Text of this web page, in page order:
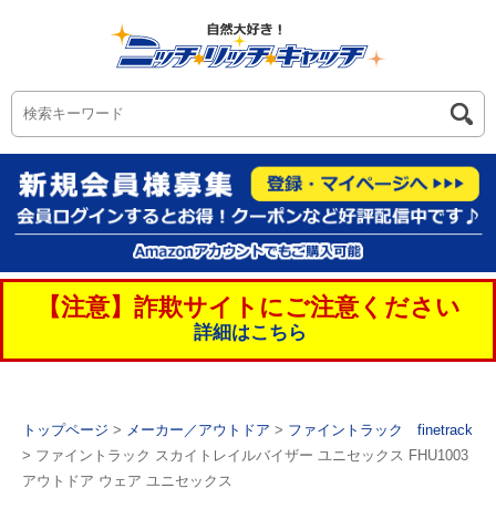
【注意】詐欺サイトにご注意ください
詳細はこちら
トップページ > メーカー／アウトドア > ファイントラック finetrack
> ファイントラック スカイトレイルバイザー ユニセックス FHU1003
アウトドア ウェア ユニセックス